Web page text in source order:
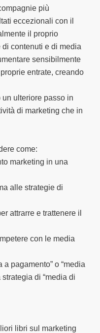
più
eccezionali con il
il proprio
di contenuti e di media
sensibilmente
entrate, creando
ulteriore passo in
di marketing che in
come:
marketing in una
alle strategie di
attrarre e trattenere il
con le media
pagamento” o “media
di “media di
libri sul marketing